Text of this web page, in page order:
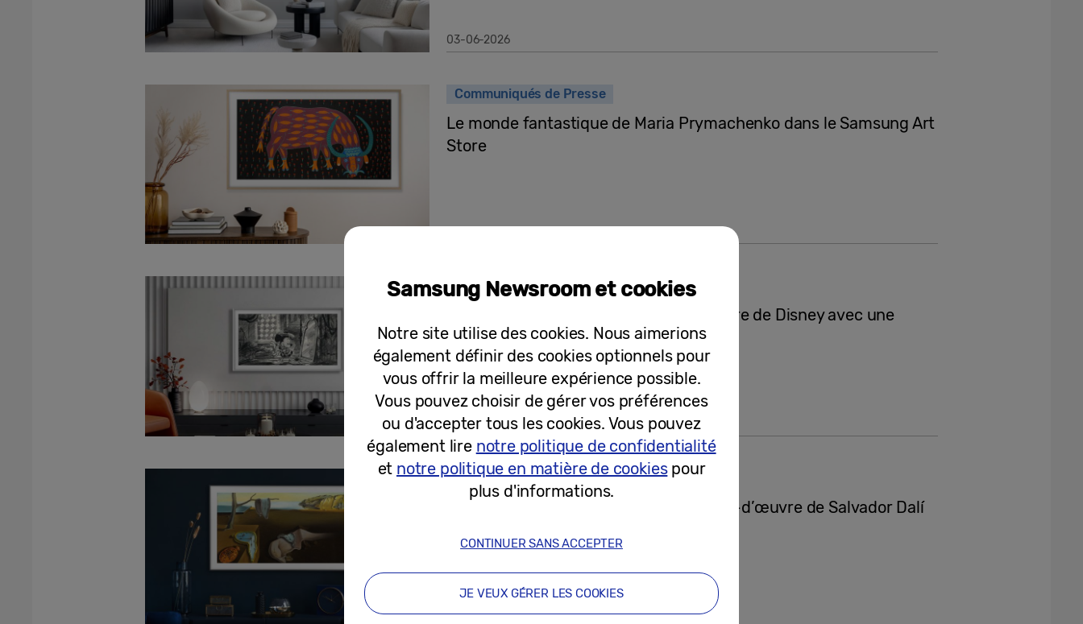
03-06-2026
Communiqués de Presse
Le monde fantastique de Maria Prymachenko dans le Samsung Art
Store
Communiqués de Presse
Samsung célèbre le 100ème anniversaire de Disney avec une
édition spéciale de The Frame
24-08-2023
Communiqués de Presse
Samsung Art Store fait entrer les chefs-d’œuvre de Salvador Dalí
17-08-2023
Samsung Newsroom et cookies
Notre site utilise des cookies. Nous aimerions
également définir des cookies optionnels pour
vous offrir la meilleure expérience possible.
Vous pouvez choisir de gérer vos préférences
ou d'accepter tous les cookies. Vous pouvez
également lire notre politique de confidentialité
et notre politique en matière de cookiespour
plus d'informations.
CONTINUER SANS ACCEPTER
JE VEUX GÉRER LES COOKIES